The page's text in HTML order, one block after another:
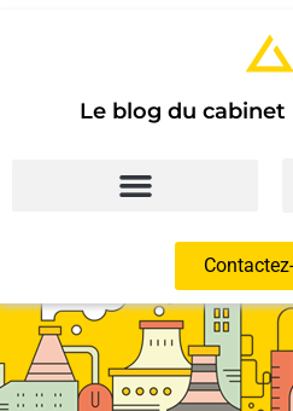
Le blog du cabinet